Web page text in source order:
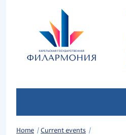
Home Current events